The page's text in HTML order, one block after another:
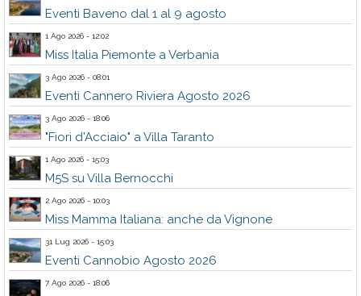
Eventi Baveno dal 1 al 9 agosto
1 Ago 2026 - 12:02
Miss Italia Piemonte a Verbania
3 Ago 2026 - 08:01
Eventi Cannero Riviera Agosto 2026
3 Ago 2026 - 18:06
"Fiori d'Acciaio" a Villa Taranto
1 Ago 2026 - 15:03
M5S su Villa Bernocchi
2 Ago 2026 - 10:03
Miss Mamma Italiana: anche da Vignone
31 Lug 2026 - 15:03
Eventi Cannobio Agosto 2026
7 Ago 2026 - 18:06